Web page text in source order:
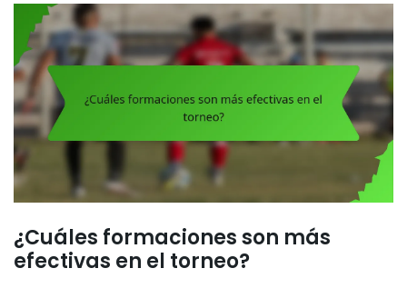
¿Cuáles formaciones son más
efectivas en el torneo?